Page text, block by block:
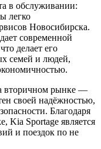
в обслуживании:
легко
Новосибирска.
современной
делает его
семей и людей,
вторичном рынке —
своей надёжностью,
Благодаря
Kia Sportage является
и поездок по не